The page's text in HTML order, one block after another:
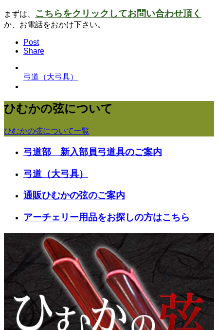
まずは、 こちらをクリックしてお問い合わせ頂く
か、お電話をおかけ下さい。
Post
Share
弓道（大弓具）
ひむかの弦について
ひむかの弦について一覧
弓道部 新入部員弓道具のご案内
弓道（大弓具）
通販ひむかの弦のご案内
アーチェリー用品をお探しの方はこちら